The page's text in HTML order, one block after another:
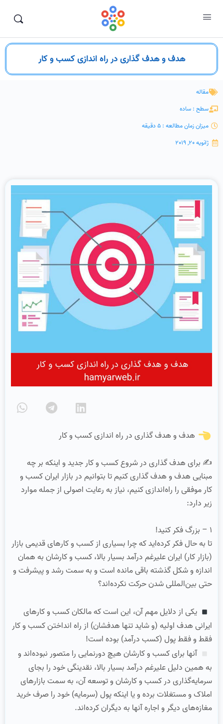
هدف و هدف گذاری در راه اندازی کسب و کار
مقاله
سطح : ساده
میزان زمان مطالعه : 5 دقیقه
ژانویه 20, 2019
هدف و هدف گذاری در راه اندازی کسب و کار
✍ برای هدف گذاری در شروع کسب و کار جدید و اینکه بر چه
مبنایی هدف و هدف گذاری کنیم تا بتوانیم در بازار ایران کسب و
کار موفقی را راه‌اندازی کنیم، نیاز به رعایت اصولی از جمله موارد
زیر دارد:
۱ – بزرگ فکر کنید!
تا به حال فکر کرده‌اید که چرا بسیاری از کسب و کارهای قدیمی بازار
(بازار کار) ایران علیرغم درآمد بسیار بالا، کسب و کارشان به همان
اندازه و شکل گذشته باقی مانده است و به سمت رشد و پیشرفت و
حتی بین‌المللی شدن حرکت نکرده‌اند؟
یکی از دلایل مهم آن، این است که مالکان کسب و کارهای
ایرانی هدف اولیه (و شاید تنها هدفشان) از راه انداختن کسب و کار
فقط و فقط پول (کسب درآمد) بوده است!
آنها برای کسب و کارشان هیچ دورنمایی را متصور نبوده‌اند و
به همین دلیل علیرغم درآمد بسیار بالا، نقدینگی خود را بجای
سرمایه‌گذاری در کسب و کارشان و توسعه آن، به سمت بازارهای
املاک و مستغلات برده و یا اینکه پول (سرمایه) خود را صرف خرید
مغازه‌های دیگر و اجاره آنها به دیگران کرده‌اند.